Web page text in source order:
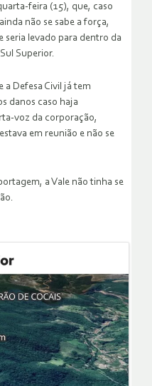
feira (15), que, caso
não se sabe a força,
seria levado para dentro da
Superior.
a Defesa Civil já tem
danos caso haja
voz da corporação,
em reunião e não se
a Vale não tinha se